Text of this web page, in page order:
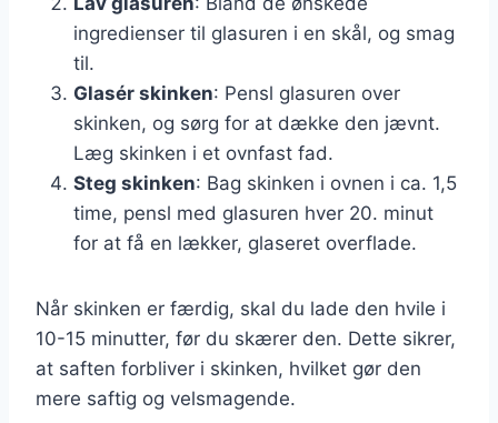
ingredienser til glasuren i en skål, og smag
til.
Glasér skinken: Pensl glasuren over
skinken, og sørg for at dække den jævnt.
Læg skinken i et ovnfast fad.
Steg skinken: Bag skinken i ovnen i ca. 1,5
time, pensl med glasuren hver 20. minut
for at få en lækker, glaseret overflade.
Når skinken er færdig, skal du lade den hvile i
10-15 minutter, før du skærer den. Dette sikrer,
at saften forbliver i skinken, hvilket gør den
mere saftig og velsmagende.